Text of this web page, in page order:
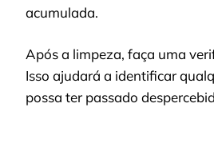
acumulada.
Após a limpeza, faça uma
Isso ajudará a identificar
possa ter passado